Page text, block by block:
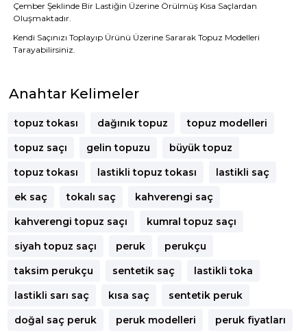
Çember Şeklinde Bir Lastiğin Üzerine Örülmüş Kısa Saçlardan
Oluşmaktadır.
Kendi Saçınızı Toplayıp Ürünü Üzerine Sararak Topuz Modelleri
Tarayabilirsiniz.
Anahtar Kelimeler
topuz tokası dağınık topuz
topuz modelleri
topuz saçı
gelin topuzu
büyük topuz
topuz tokası
lastikli topuz tokası
lastikli saç
ek saç
tokalı saç
kahverengi saç
kahverengi topuz saçı
kumral topuz saçı
siyah topuz saçı
peruk
perukçu
taksim perukçu
sentetik saç
lastikli toka
lastikli sarı saç
kısa saç
sentetik peruk
doğal saç peruk
peruk modelleri
peruk fiyatları